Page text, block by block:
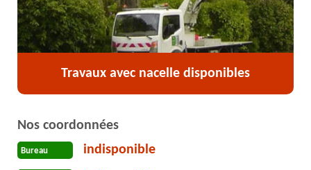
Travaux avec nacelle disponibles
Nos coordonnées
Bureau indisponible